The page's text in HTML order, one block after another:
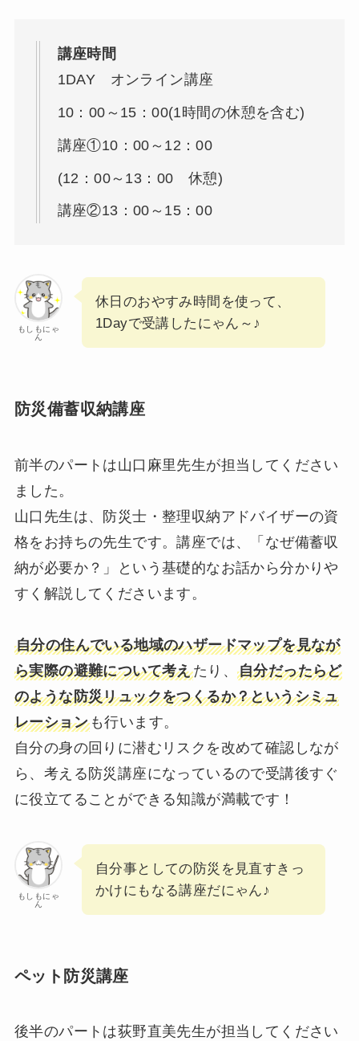
​講座時間​
1DAY オンライン講座
10：00～15：00(1時間の休憩を含む)
​講座①10：00～12：00
​(12：00～13：00 休憩)
講座②13：00～15：00
もしもにゃ
ん
休日のおやすみ時間を使って、
1Dayで受講したにゃん～♪
防災備蓄収納講座
前半のパートは山口麻里先生が担当してください
ました。
山口先生は、防災士・整理収納アドバイザーの資
格をお持ちの先生です。講座では、「なぜ備蓄収
納が必要か？」という基礎的なお話から分かりや
すく解説してくださいます。
自分の住んでいる地域のハザードマップを見なが
ら実際の避難について考えたり、 自分だったらど
のような防災リュックをつくるか？というシミュ
レーションも行います。
自分の身の回りに潜むリスクを改めて確認しなが
ら、考える防災講座になっているので受講後すぐ
に役立てることができる知識が満載です！
もしもにゃ
ん
自分事としての防災を見直すきっ
かけにもなる講座だにゃん♪
ペット防災講座
後半のパートは荻野直美先生が担当してください